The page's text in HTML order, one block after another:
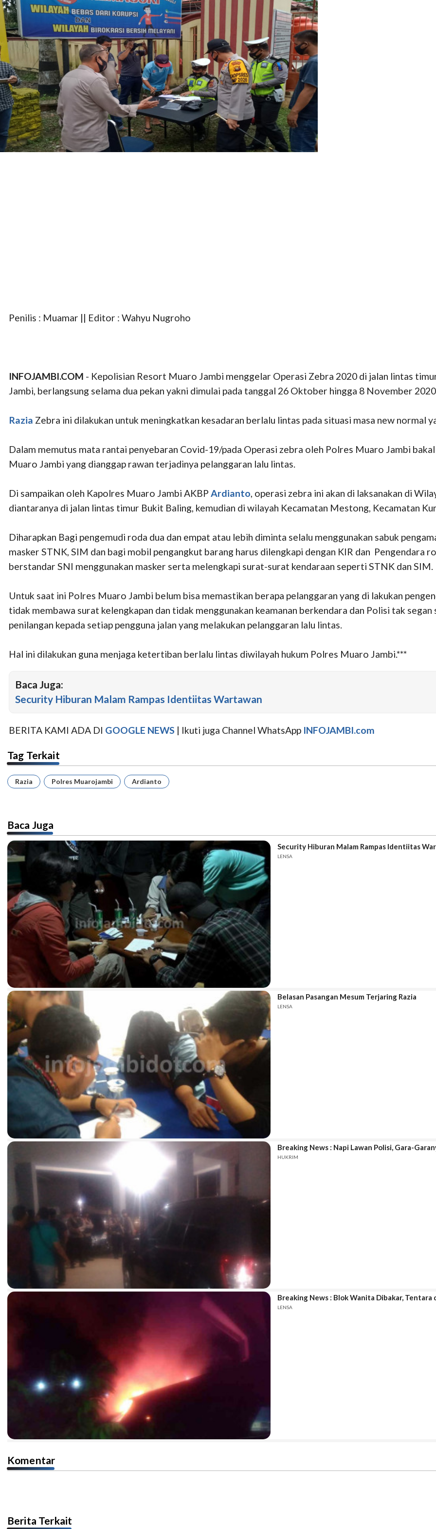
Penilis : Muamar || Editor : Wahyu Nugroho
INFOJAMBI.COM - Kepolisian Resort Muaro Jambi menggelar Operasi Zebra 2020 di jalan lintas
Jambi, berlangsung selama dua pekan yakni dimulai pada tanggal 26 Oktober hingga 8 November
Razia Zebra ini dilakukan untuk meningkatkan kesadaran berlalu lintas pada situasi masa new normal
Dalam memutus mata rantai penyebaran Covid-19/pada Operasi zebra oleh Polres Muaro Jambi
Muaro Jambi yang dianggap rawan terjadinya pelanggaran lalu lintas.
Di sampaikan oleh Kapolres Muaro Jambi AKBP Ardianto , operasi zebra ini akan di laksanakan di
diantaranya di jalan lintas timur Bukit Baling, kemudian di wilayah Kecamatan Mestong, Kecamatan
Diharapkan Bagi pengemudi roda dua dan empat atau lebih diminta selalu menggunakan sabuk
masker STNK, SIM dan bagi mobil pengangkut barang harus dilengkapi dengan KIR dan Pengendara
berstandar SNI menggunakan masker serta melengkapi surat-surat kendaraan seperti STNK dan SIM.
Untuk saat ini Polres Muaro Jambi belum bisa memastikan berapa pelanggaran yang di lakukan
tidak membawa surat kelengkapan dan tidak menggunakan keamanan berkendara dan Polisi tak
penilangan kepada setiap pengguna jalan yang melakukan pelanggaran lalu lintas.
Hal ini dilakukan guna menjaga ketertiban berlalu lintas diwilayah hukum Polres Muaro Jambi.***
Baca Juga:
Security Hiburan Malam Rampas Identiitas Wartawan
BERITA KAMI ADA DI GOOGLE NEWS | Ikuti juga Channel WhatsApp INFOJAMBI.com
Tag Terkait
Razia Polres Muarojambi Ardianto
Baca Juga
Security Hiburan Malam Rampas Identiitas
LENSA
Belasan Pasangan Mesum Terjaring Razia
LENSA
Breaking News : Napi Lawan Polisi, Gara-
HUKRIM
Breaking News : Blok Wanita Dibakar, Tentara
LENSA
Komentar
Berita Terkait